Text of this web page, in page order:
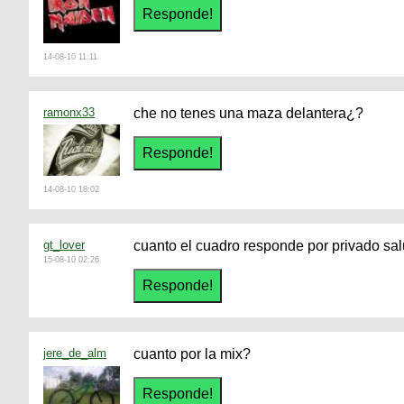
14-08-10 11:11
ramonx33
14-08-10 18:02
che no tenes una maza delantera¿?
gt_lover
15-08-10 02:26
cuanto el cuadro responde por privado
jere_de_alm cuanto por la mix?